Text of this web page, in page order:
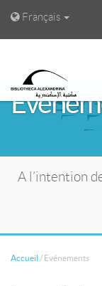
Français
A l’intention
Accueil / Evénements